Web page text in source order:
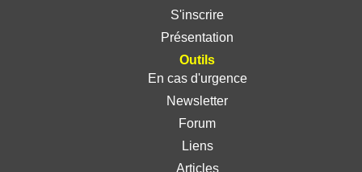
S'inscrire
Présentation
Outils
En cas d'urgence
Newsletter
Forum
Liens
Articles